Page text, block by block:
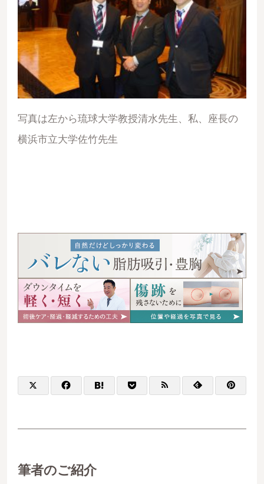
写真は左から琉球大学教授清水先生、私、座長の
横浜市立大学佐竹先生
筆者のご紹介